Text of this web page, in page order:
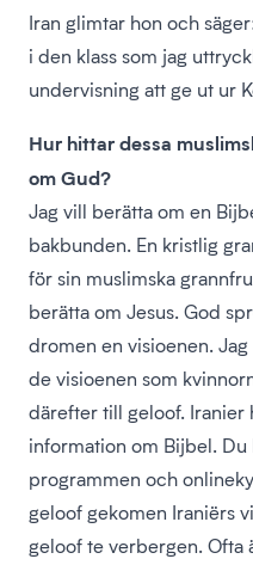
Iran glimtar hon och
i den klass som jag
undervisning att ge ut ur
Hur hittar dessa
om Gud?
Jag vill berätta om en
bakbunden. En kristlig
för sin muslimska
berätta om Jesus. God
dromen en visioenen.
de visioenen som
därefter till geloof.
information om Bijbel.
programmen och
geloof gekomen Iraniërs
geloof te verbergen. Ofta